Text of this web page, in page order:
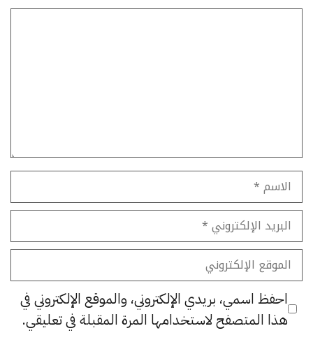
الاسم
البريد
الإلكتروني
الموقع
الإلكتروني
احفظ اسمي، بريدي الإلكتروني، والموقع الإلكتروني في
هذا المتصفح لاستخدامها المرة المقبلة في تعليقي.